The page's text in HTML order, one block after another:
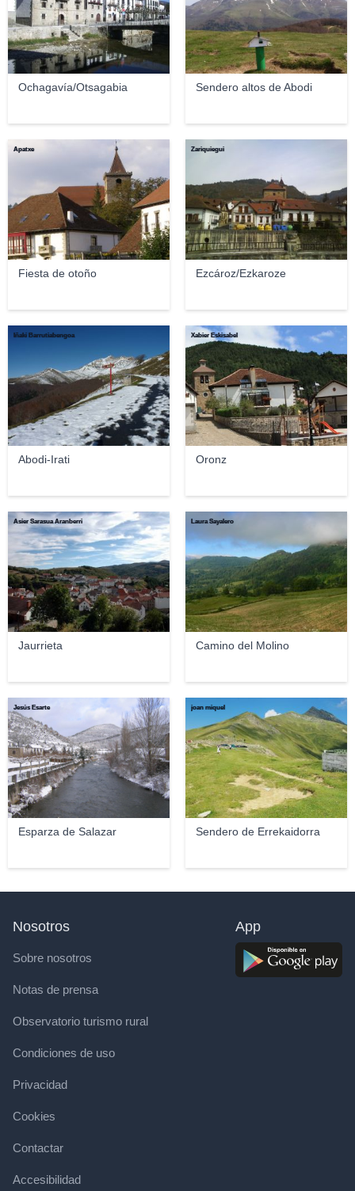
Ochagavía/Otsagabia Sendero altos de Abodi
Fiesta de otoño
Apatxe
Ezcároz/Ezkaroze
Zariquiegui
Abodi-Irati
Iñaki Barrutiabengoa
Oronz
Xabier Eskisabel
Jaurrieta
Asier Sarasua Aranberri
Camino del Molino
Laura Sayalero
Esparza de Salazar
Jesús Esarte
Sendero de Errekaidorra
joan miquel
Nosotros
Sobre nosotros
Notas de prensa
Observatorio turismo rural
Condiciones de uso
Privacidad
Cookies
Contactar
Accesibilidad
App